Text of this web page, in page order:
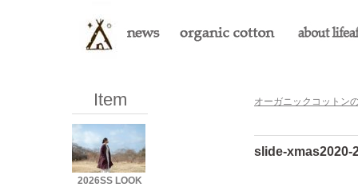
オーガニックコットン
slide-xmas2020-
Item
2026SS LOOK